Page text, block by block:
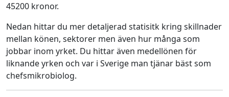
45200 kronor.
Nedan hittar du mer detaljerad statisitk kring skillnader
mellan könen, sektorer men även hur många som
jobbar inom yrket. Du hittar även medellönen för
liknande yrken och var i Sverige man tjänar bäst som
chefsmikrobiolog.